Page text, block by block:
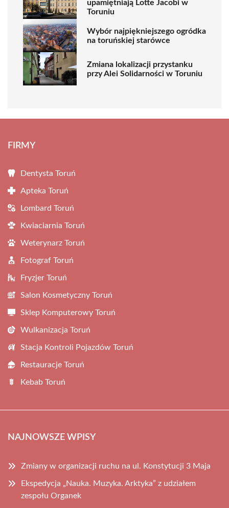
upamiętniają Lotte Jacobi w
Toruniu
Wybór najpiękniejszego ogródka
na toruńskiej starówce
Zmiana lokalizacji przystanku
przy Alei Solidarności w Toruniu
FIRMY
Dentysta Toruń
Apteka Toruń
Lombard Toruń
Kwiaciarnia Toruń
Weterynarz Toruń
Fotograf Toruń
Fryzjer Toruń
Salon Kosmetyczny Toruń
Sklep Komputerowy Toruń
Wulkanizacja Toruń
Stacja Kontroli Pojazdów Toruń
Restauracje Toruń
Kebab Toruń
NAJNOWSZE WPISY
Zmiany w organizacji ruchu na ul. Konstytucji 3 Maja
Ekspedycja „Nauka. Muzyka. Arktyka” z udziałem
zespołu Organek